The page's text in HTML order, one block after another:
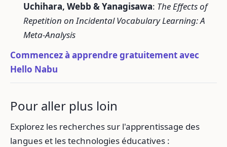
Uchihara, Webb & Yanagisawa: The Effects of
Repetition on Incidental Vocabulary Learning: A
Meta-Analysis
Commencez à apprendre gratuitement avec
Hello Nabu
Pour aller plus loin
Explorez les recherches sur l'apprentissage des
langues et les technologies éducatives :